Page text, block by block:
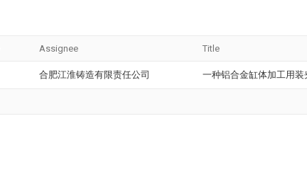
Assignee Title
合肥江淮铸造有限责任公司 一种铝合金缸体加工用